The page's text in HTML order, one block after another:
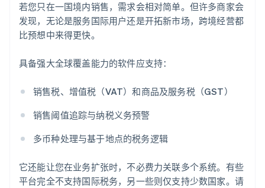
若您只在一国境内销售，需求会相对简单。但许多商家会
发现，无论是服务国际用户还是开拓新市场，跨境经营都
比预想中来得更快。
具备强大全球覆盖能力的软件应支持：
销售税、增值税（VAT）和商品及服务税（GST）
销售阈值追踪与纳税义务预警
多币种处理与基于地点的税务逻辑
它还能让您在业务扩张时，不必费力关联多个系统。有些
平台完全不支持国际税务，另一些则仅支持少数国家。请